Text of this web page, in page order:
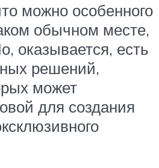
можно особенного
обычном месте,
оказывается, есть
решений,
может
для создания